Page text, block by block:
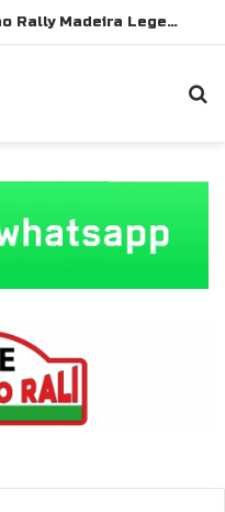
Patrick Snijers regressa ao Rally Madeira Legend com Ford Sierra RS Cosworth